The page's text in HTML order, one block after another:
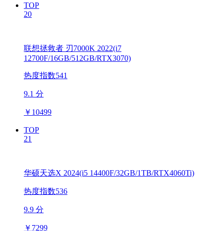
TOP
20
联想拯救者 刃7000K 2022(i7
12700F/16GB/512GB/RTX3070)
热度指数541
9.1 分
￥ 10499
TOP
21
华硕天选X 2024(i5 14400F/32GB/1TB/RTX4060Ti)
热度指数536
9.9 分
￥ 7299